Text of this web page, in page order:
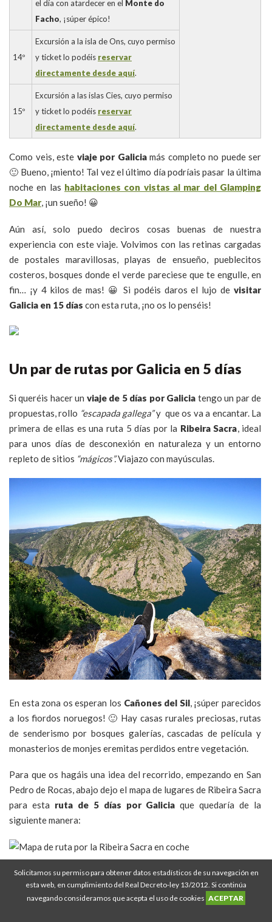
Solicitamos su permiso para obtener datos estadísticos de su navegación en
esta web, en cumplimiento del Real Decreto-ley 13/2012. Si continúa
navegando consideramos que acepta el uso de cookies ACEPTAR
el día con atardecer en el Monte do
Facho, ¡súper épico!
14º
Excursión a la isla de Ons, cuyo permiso
y ticket lo podéis reservar
directamente desde aquí.
15º
Excursión a las islas Cies, cuyo permiso
y ticket lo podéis reservar
directamente desde aquí.
Como veis, este viaje por Galiciamás completo no puede ser
🙂 Bueno, ¡miento! Tal vez el último día podríais pasar la última
noche en las habitaciones con vistas al mar del Glamping
Do Mar, ¡un sueño! 😀
Aún así, solo puedo deciros cosas buenas de nuestra
experiencia con este viaje. Volvimos con las retinas cargadas
de postales maravillosas, playas de ensueño, pueblecitos
costeros, bosques donde el verde pareciese que te engulle, en
fin… ¡y 4 kilos de mas! 😀 Si podéis daros el lujo devisitar
Galicia en 15 días con esta ruta, ¡no os lo penséis!
Un par de rutas por Galicia en 5 días
Si queréis hacer un viaje de 5 días por Galicia tengo un par de
propuestas, rollo “escapada gallega”y que os va a encantar. La
primera de ellas es una ruta 5 días por la Ribeira Sacra, ideal
para unos días de desconexión en naturaleza y un entorno
repleto de sitios “mágicos”.Viajazo con mayúsculas.
En esta zona os esperan los Cañones del Sil, ¡súper parecidos
a los fiordos noruegos! 🙂 Hay casas rurales preciosas, rutas
de senderismo por bosques galerías, cascadas de película y
monasterios de monjes eremitas perdidos entre vegetación.
Para que os hagáis una idea del recorrido, empezando en San
Pedro de Rocas, abajo dejo el mapa de lugares de Ribeira Sacra
para esta ruta de 5 días por Galicia que quedaría de la
siguiente manera:
Como veis, elrio Sildivide el mapa en dos partes, norte y sur.
Los tres primeros días los dedicaremos al lado sur del Sil y el
cuarto y quinto día al lado norte. A continuación os dejo el